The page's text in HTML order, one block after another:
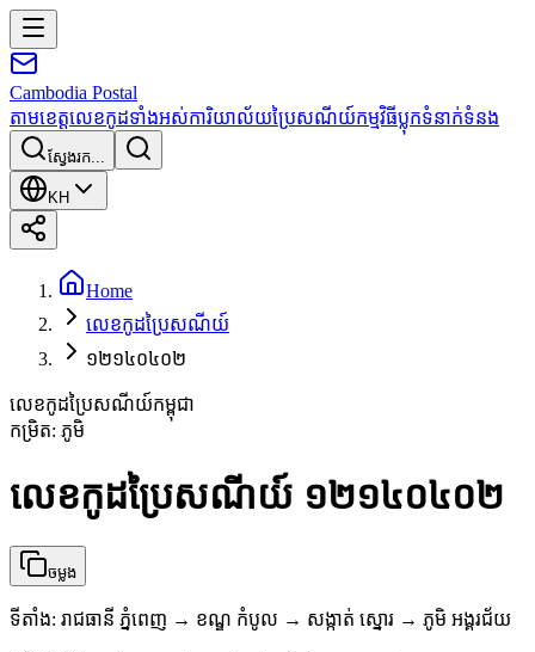
Cambodia Postal
តាមខេត្តលេខកូដទាំងអស់ការិយាល័យប្រៃសណីយ៍កម្មវិធីប្លុកទំនាក់ទំនង
ស្វែងរក...
KH
Home
លេខកូដប្រៃសណីយ៍
១២១៤០៤០២
លេខកូដប្រៃសណីយ៍កម្ពុជា
កម្រិត: ភូមិ
លេខកូដប្រៃសណីយ៍ ១២១៤០៤០២
ចម្លង
ទីតាំង: រាជធានី ភ្នំពេញ → ខណ្ឌ កំបូល → សង្កាត់ ស្នោរ → ភូមិ អង្គរជ័យ